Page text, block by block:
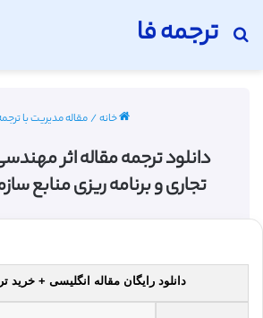
ترجمه فا
جستجو برای
خانه/مقاله مدیریت با
دانلود ترجمه مقاله اثر
تجاری و برنامه ریزی منابع
دانلود رایگان مقاله انگلیسی + خرید